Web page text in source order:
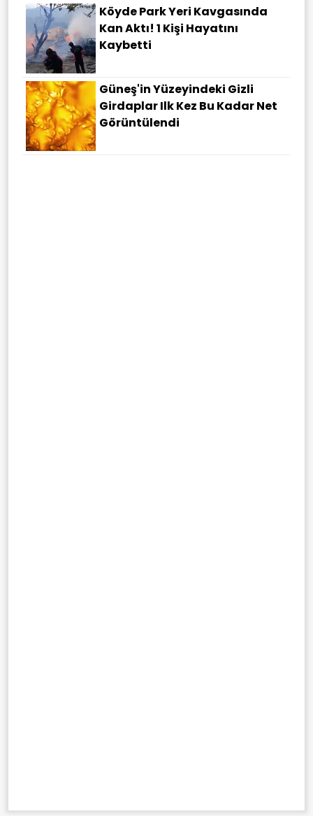
Köyde Park Yeri Kavgasında
Kan Aktı! 1 Kişi Hayatını
Kaybetti
Güneş'in Yüzeyindeki Gizli
Girdaplar Ilk Kez Bu Kadar Net
Görüntülendi